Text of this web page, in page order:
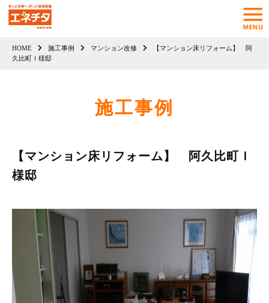
HOME 施工事例 マンション改修
【マンション床リフォーム】 阿
久比町Ｉ様邸
施工事例
【マンション床リフォーム】 阿久比町Ｉ
様邸